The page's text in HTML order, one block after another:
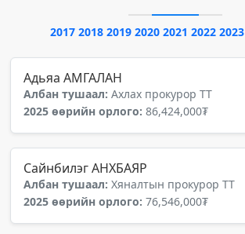
2017 2018 2019 2020 2021 2022 2023
Адьяа АМГАЛАН
Албан тушаал: Ахлах прокурор ТТ
2025 өөрийн орлого: 86,424,000₮
Сайнбилэг АНХБАЯР
Албан тушаал: Хяналтын прокурор ТТ
2025 өөрийн орлого: 76,546,000₮